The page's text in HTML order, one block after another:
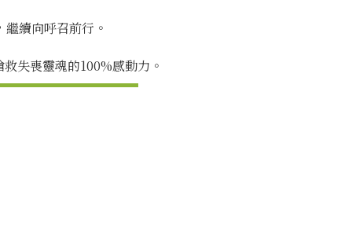
續向呼召前行。
失喪靈魂的100%感動力。